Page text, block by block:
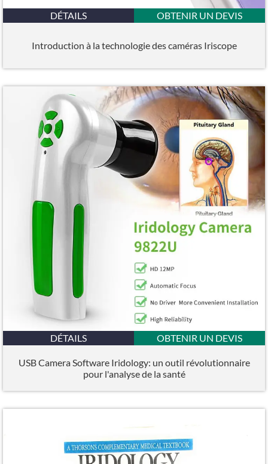
DÉTAILS OBTENIR UN DEVIS
Introduction à la technologie des caméras Iriscope
DÉTAILS OBTENIR UN DEVIS
USB Camera Software Iridology: un outil révolutionnaire
pour l'analyse de la santé